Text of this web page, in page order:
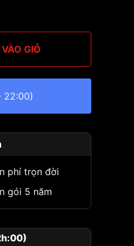
GIỎ
22:00)
phí trọn đời
gói 5 năm